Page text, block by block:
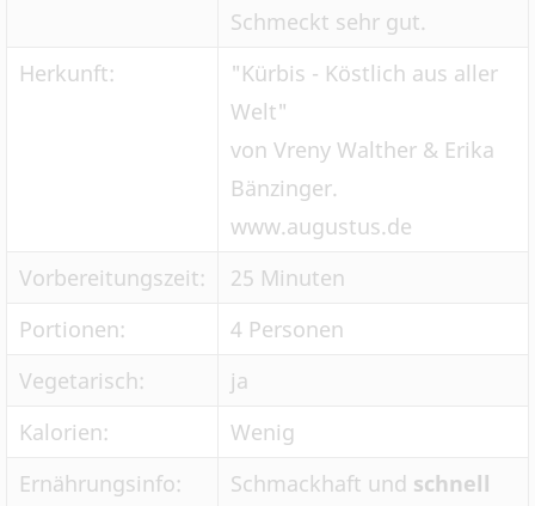
Schmeckt sehr gut.
Herkunft:
"Kürbis - Köstlich aus aller
Welt"
von Vreny Walther & Erika
Bänzinger.
www.augustus.de
Vorbereitungszeit:
25 Minuten
Portionen:
4 Personen
Vegetarisch:
ja
Kalorien:
Wenig
Ernährungsinfo:
Schmackhaft und schnell